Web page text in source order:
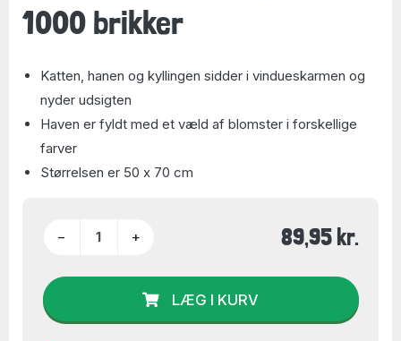
1000 brikker
Katten, hanen og kyllingen sidder i vindueskarmen og
nyder udsigten
Haven er fyldt med et væld af blomster i forskellige
farver
Størrelsen er 50 x 70 cm
− + 89,95 kr.
LÆG I KURV